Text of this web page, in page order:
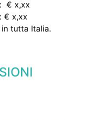
€ x,xx
€ x,xx
tutta Italia.